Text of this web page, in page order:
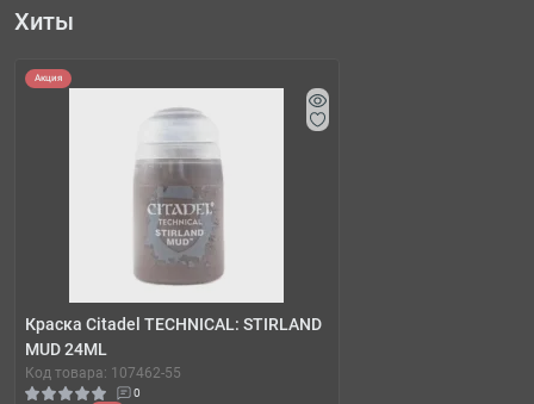
Хиты
Акция
Краска Citadel TECHNICAL: STIRLAND
MUD 24ML
Код товара: 107462-55
0